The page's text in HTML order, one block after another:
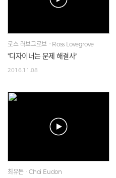
로스 러브그로브ㆍRoss Lovegrove
"디자이너는 문제 해결사"
2016.11.08
최유돈ㆍChoi Eudon